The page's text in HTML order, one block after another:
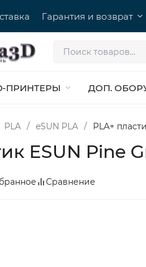
Гарантия и возврат
ПРИНТЕРЫ ДОП.
PLA / eSUN PLA / PLA+
ESUN Pine
Сравнение